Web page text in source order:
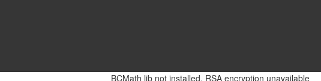
BCMath lib not installed. RSA encryption unavailable